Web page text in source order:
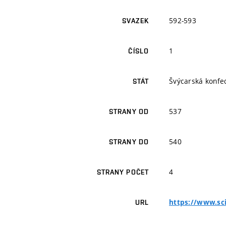
SVAZEK 592-593
ČÍSLO 1
STÁT Švýcarská
STRANY OD 537
STRANY DO 540
STRANY POČET 4
URL https://